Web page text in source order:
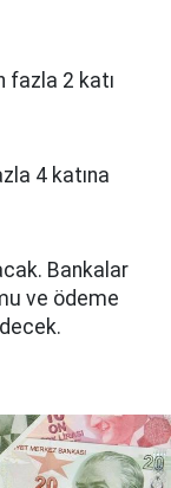
fazla 2 katı
4 katına
Bankalar
ve ödeme